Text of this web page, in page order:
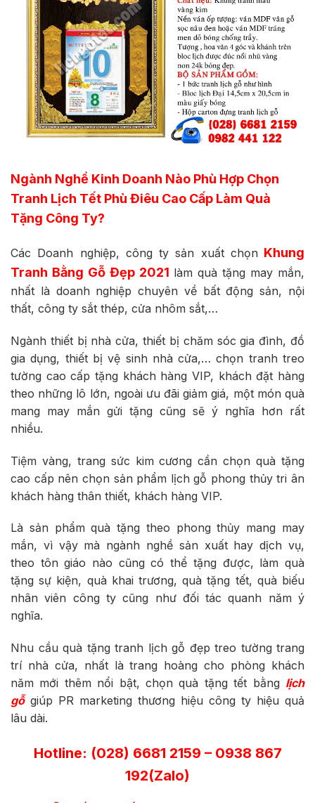
Ngành Nghề Kinh Doanh Nào Phù Hợp Chọn
Tranh Lịch Tết Phù Điêu Cao Cấp Làm Quà
Tặng Công Ty?
Các Doanh nghiệp, công ty sản xuất chọn Khung
Tranh Bằng Gỗ Đẹp 2021 làm quà tặng may mắn,
nhất là doanh nghiệp chuyên về bất động sản, nội
thất, công ty sắt thép, cửa nhôm sắt,…
Ngành thiết bị nhà cửa, thiết bị chăm sóc gia đình, đồ
gia dụng, thiết bị vệ sinh nhà cửa,… chọn tranh treo
tường cao cấp tặng khách hàng VIP, khách đặt hàng
theo những lô lớn, ngoài ưu đãi giảm giá, một món quà
mang may mắn gửi tặng cũng sẽ ý nghĩa hơn rất
nhiều.
Tiệm vàng, trang sức kim cương cần chọn quà tặng
cao cấp nên chọn sản phẩm lịch gỗ phong thủy tri ân
khách hàng thân thiết, khách hàng VIP.
Là sản phẩm quà tặng theo phong thủy mang may
mắn, vì vậy mà ngành nghề sản xuất hay dịch vụ,
theo tôn giáo nào cũng có thể tặng được, làm quà
tặng sự kiện, quà khai trương, quà tặng tết, quà biếu
nhân viên công ty cũng như đối tác quanh năm ý
nghĩa.
Nhu cầu quà tặng tranh lịch gỗ đẹp treo tường trang
trí nhà cửa, nhất là trang hoàng cho phòng khách
năm mới thêm nổi bật, chọn quà tặng tết bằng lịch
gỗgiúp PR marketing thương hiệu công ty hiệu quả
lâu dài.
Hotline: (028) 6681 2159 – 0938 867
192(Zalo)